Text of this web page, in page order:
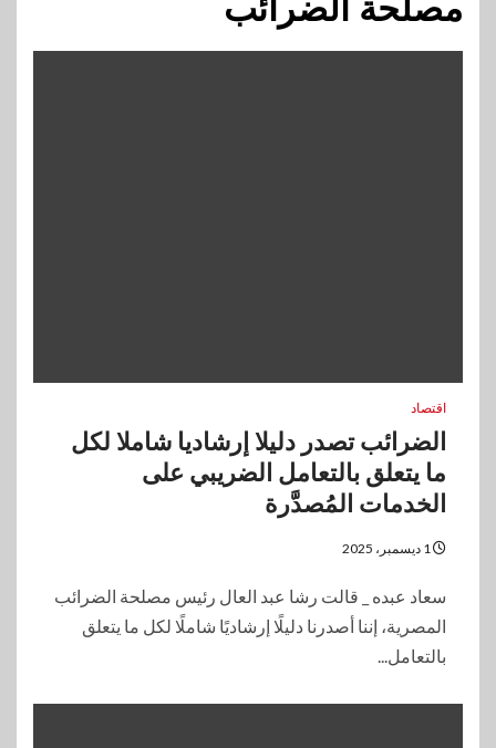
مصلحة الضرائب
اقتصاد
الضرائب تصدر دليلا إرشاديا شاملا لكل
ما يتعلق بالتعامل الضريبي على
الخدمات المُصدَّرة
سعاد عبده _ قالت رشا عبد العال رئيس مصلحة الضرائب
المصرية، إننا أصدرنا دليلًا إرشاديًا شاملًا لكل ما يتعلق
بالتعامل...